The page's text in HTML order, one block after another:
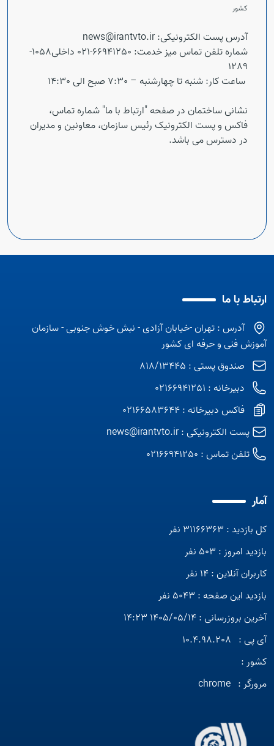
کشور
آدرس پست الکترونیکی:
شماره تلفن تماس میز خدمت: 66941250-021 داخلی
1058-
1289
ساعت کار:شنبه تا چهارشنبه –
نشانی ساختمان در صفحه "ارتباط با ما" شماره تماس،
فاکس و پست الکترونیک رئیس سازمان، معاونین و مدیران
در دسترس می باشد.
ارتباط با ما
آدرس : تهران -خیابان آزادی - نبش خوش جنوبی - سازمان
آموزش فنی و حرفه ای کشور
صندوق پستی : 818/13445
دبیرخانه : 02166941251
فاکس دبیرخانه : 02166583644
پست الکترونیکی :news@irantvto.ir
تلفن تماس : 02166941250
آمار
کل بازدید : 31166363 نفر
بازدید امروز : 503 نفر
کاربران آنلاین : 14 نفر
بازدید این صفحه : 5043 نفر
آخرین بروزرسانی : 1405/05/14 14:23
آی پی : 10.4.98.208
کشور :
مرورگر : chrome